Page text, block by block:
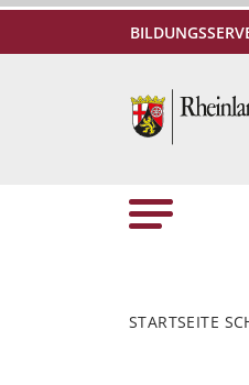
STARTSEITE